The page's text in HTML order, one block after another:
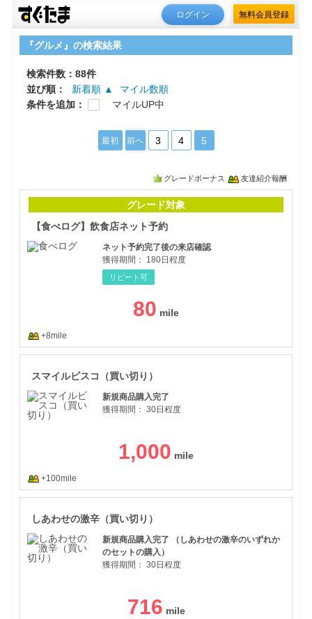
ログイン 無料会員登録
『グルメ』の検索結果
検索件数：88件
並び順：
新着順 ▲
マイル数順
条件を追加：
マイルUP中
最初 前へ 3 4 5
グレードボーナス 友達紹介報酬
グレード対象
【食べログ】飲食店ネット予約
ネット予約完了後の来店確認
獲得期間：
180日程度
リピート可
80
+8mile
スマイルビスコ（買い切り）
新規商品購入完了
獲得期間： 30日程度
1,000
+100mile
しあわせの激辛（買い切り）
新規商品購入完了 （しあわせの激辛のいずれか
のセットの購入）
獲得期間： 30日程度
716